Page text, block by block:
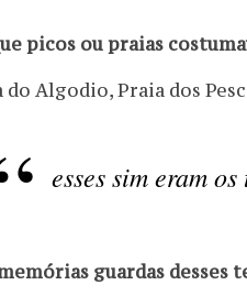
picos ou praias
do Algodio, Praia dos
esses sim eram
guardas desses